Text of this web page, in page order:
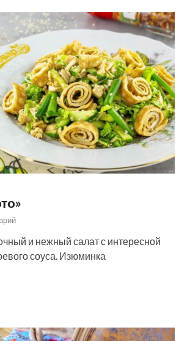
и нежный салат с интересной
соуса. Изюминка